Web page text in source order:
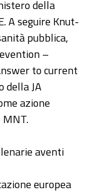
della
A seguire Knut-
pubblica,
–
to current
della JA
azione
aventi
europea